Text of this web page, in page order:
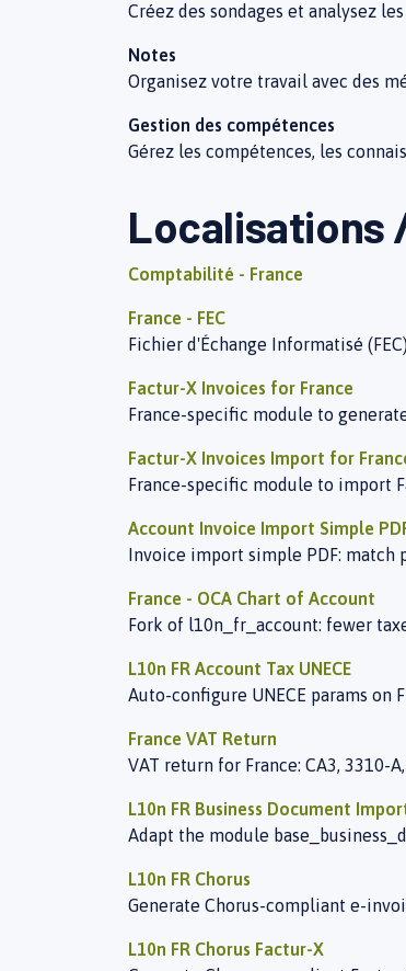
Créez des sondages et analysez
Notes
Organisez votre travail avec des
Gestion des compétences
Gérez les compétences, les
Localisations
Comptabilité - France
France - FEC
Fichier d'Échange Informatisé
Factur-X Invoices for France
France-specific module to
Factur-X Invoices Import for
France-specific module to import
Account Invoice Import Simple
Invoice import simple PDF: match
France - OCA Chart of Account
Fork of l10n_fr_account: fewer
L10n FR Account Tax UNECE
Auto-configure UNECE params on
France VAT Return
VAT return for France: CA3, 3310-
L10n FR Business Document
Adapt the module
L10n FR Chorus
Generate Chorus-compliant e-
L10n FR Chorus Factur-X